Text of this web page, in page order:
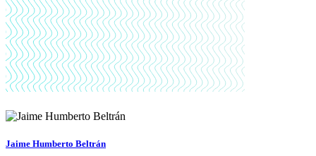
Jaime Humberto Beltrán